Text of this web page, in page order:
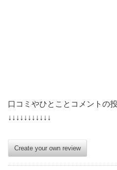
口コミやひとことコメントの
↓↓↓↓↓↓↓↓↓↓↓
Create your own review